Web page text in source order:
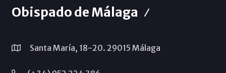
Obispado de Málaga
Santa María, 18-20. 29015 Málaga